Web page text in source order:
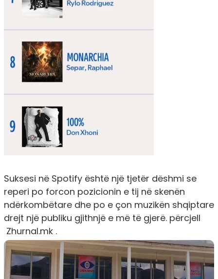
Suksesi në Spotify është një tjetër dëshmi se
reperi po forcon pozicionin e tij në skenën
ndërkombëtare dhe po e çon muzikën shqiptare
drejt një publiku gjithnjë e më të gjerë. përcjell
Zhurnal.mk .